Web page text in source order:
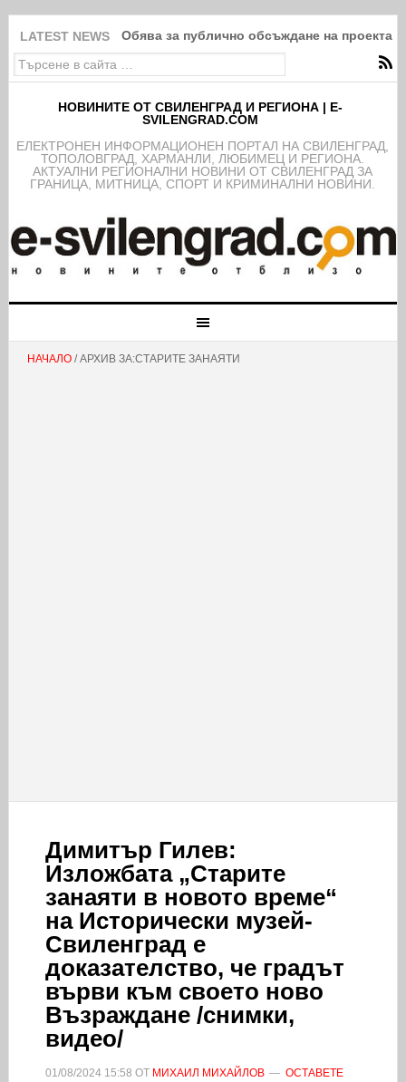
LATEST NEWS Обява за публично обсъждане на проекта
НОВИНИТЕ ОТ СВИЛЕНГРАД И РЕГИОНА | E-
SVILENGRAD.COM
EЛЕКТРОНЕН ИНФОРМАЦИОНЕН ПОРТАЛ НА СВИЛЕНГРАД,
ТОПОЛОВГРАД, ХАРМАНЛИ, ЛЮБИМЕЦ И РЕГИОНА.
АКТУАЛНИ РЕГИОНАЛНИ НОВИНИ ОТ СВИЛЕНГРАД ЗА
ГРАНИЦА, МИТНИЦА, СПОРТ И КРИМИНАЛНИ НОВИНИ.
НАЧАЛО/ АРХИВ ЗА:СТАРИТЕ ЗАНАЯТИ
Димитър Гилев:
Изложбата „Старите
занаяти в новото време“
на Исторически музей-
Свиленград е
доказателство, че градът
върви към своето ново
Възраждане /снимки,
видео/
01/08/2024 15:58 ОТ МИХАИЛ МИХАЙЛОВ
ОСТАВЕТЕ